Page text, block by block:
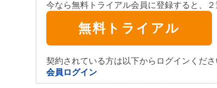
今なら無料トライアル会員に登録すると、２
無料トライアル
契約されている方は以下からログインくださ
会員ログイン